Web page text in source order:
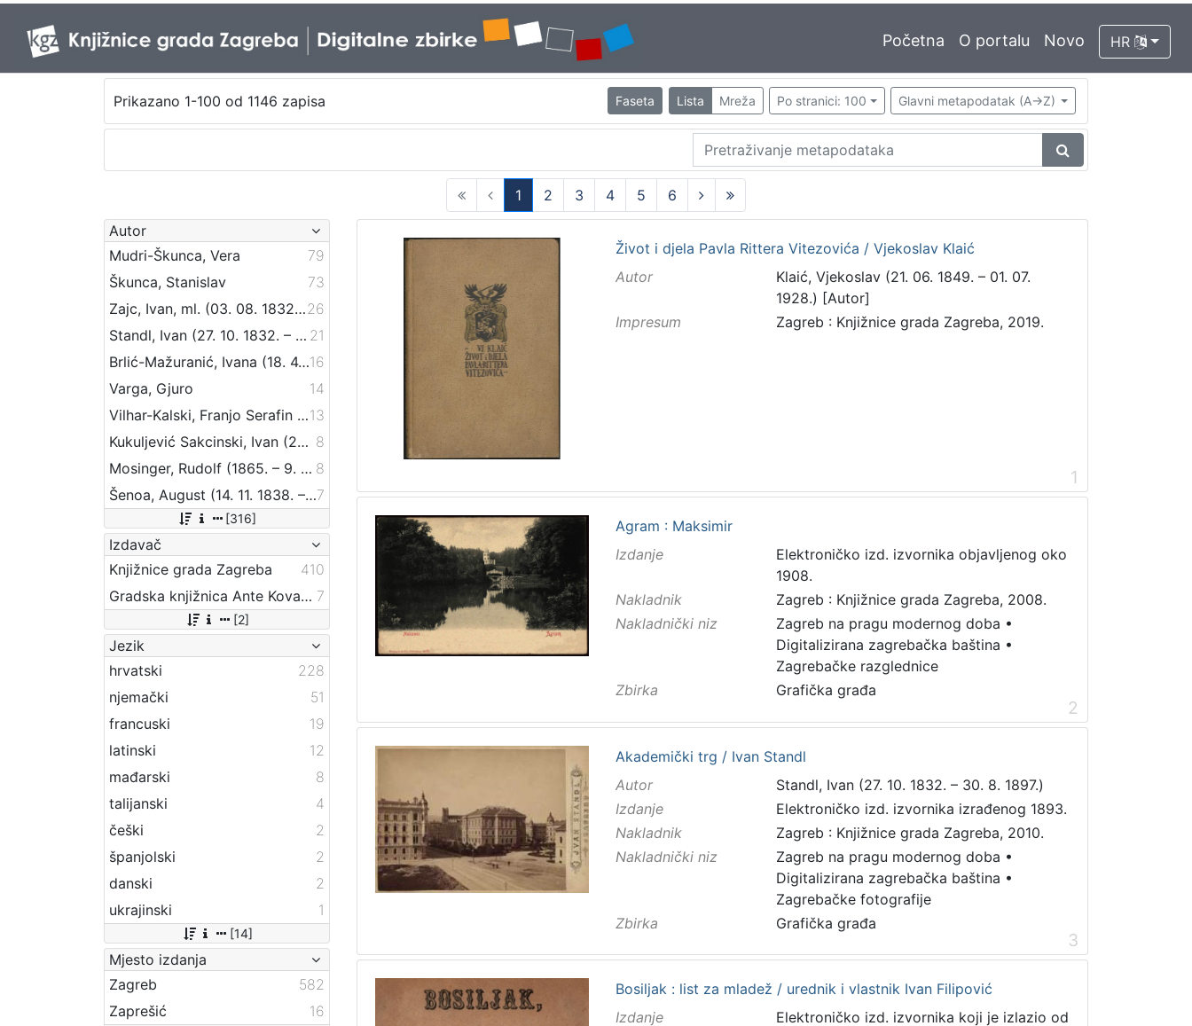
Početna O portalu Novo HR
Prikazano 1-100 od 1146 zapisa Faseta Lista Mreža Po stranici: 100 Glavni metapodatak (A->Z)
1
(current)
2 3 4 5
6
Autor
Mudri-Škunca, Vera
79
Škunca, Stanislav
73
Zajc, Ivan, ml. (03. 08. 1832. – 16. 12. 1914.)26
Standl, Ivan (27. 10. 1832. – 30. 8. 1897.) 21
Brlić-Mažuranić, Ivana (18. 4. 1874. – 21. 9. 1938.)16
Varga, Gjuro
14
Vilhar-Kalski, Franjo Serafin (5. 1. 1852. – 4. 3. 1928.)13
Kukuljević Sakcinski, Ivan (29. 5. 1816. – 1. 8. 1889.) 8
Mosinger, Rudolf (1865. – 9. 10. 1918.) 8
Šenoa, August (14. 11. 1838. – 13. 12. 1881.)7
[316]
Izdavač
Knjižnice grada Zagreba
410
Gradska knjižnica Ante Kovačića 7
[2]
Jezik
hrvatski
228
njemački
51
francuski
19
latinski
12
mađarski
8
talijanski
4
češki
2
španjolski
2
danski
2
ukrajinski
1
[14]
Mjesto izdanja
Zagreb
582
Zaprešić
16
Život i djela Pavla Rittera Vitezovića / Vjekoslav Klaić
Autor
Klaić, Vjekoslav (21. 06. 1849. – 01. 07.
1928.) [Autor]
Impresum
Zagreb : Knjižnice grada Zagreba, 2019.
1
Agram : Maksimir
Izdanje
Elektroničko izd. izvornika objavljenog oko
1908.
Nakladnik
Zagreb : Knjižnice grada Zagreba, 2008.
Nakladnički niz
Zagreb na pragu modernog doba •
Digitalizirana zagrebačka baština •
Zagrebačke razglednice
Zbirka
Grafička građa
2
Akademički trg / Ivan Standl
Autor
Standl, Ivan (27. 10. 1832. – 30. 8. 1897.)
Izdanje
Elektroničko izd. izvornika izrađenog 1893.
Nakladnik
Zagreb : Knjižnice grada Zagreba, 2010.
Nakladnički niz
Zagreb na pragu modernog doba •
Digitalizirana zagrebačka baština •
Zagrebačke fotografije
Zbirka
Grafička građa
3
Bosiljak : list za mladež / urednik i vlastnik Ivan Filipović
Izdanje
Elektroničko izd. izvornika koji je izlazio od